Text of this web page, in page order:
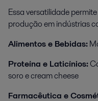
Essa versatilidade
produção em indústrias
Alimentos e Bebidas:
Proteína e Laticínios:
soro e cream cheese
Farmacêutica e